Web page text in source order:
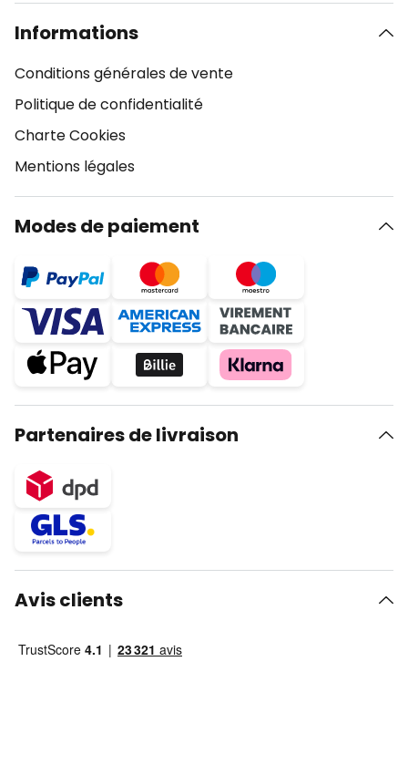
Informations
Conditions générales de vente
Politique de confidentialité
Charte Cookies
Mentions légales
Modes de paiement
Partenaires de livraison
Avis clients